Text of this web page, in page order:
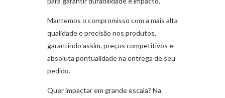
Mantemos o compromisso com a mais alta
qualidade e precisão nos produtos,
garantindo assim, preços competitivos e
absoluta pontualidade na entrega de seu
pedido.
Quer impactar em grande escala? Na